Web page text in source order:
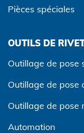
Pièces spéciales
OUTILS DE
Outillage de pose
Outillage de pose
Outillage de pose
Automation